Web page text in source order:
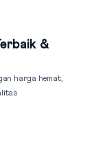
&
harga hemat,